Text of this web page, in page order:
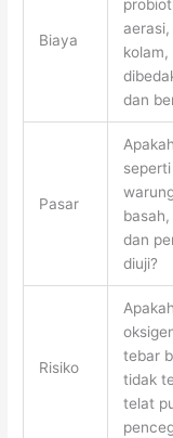
Biaya
aerasi,
kolam,
dan
Pasar
dan
diuji?
Risiko
tebar
tidak
telat